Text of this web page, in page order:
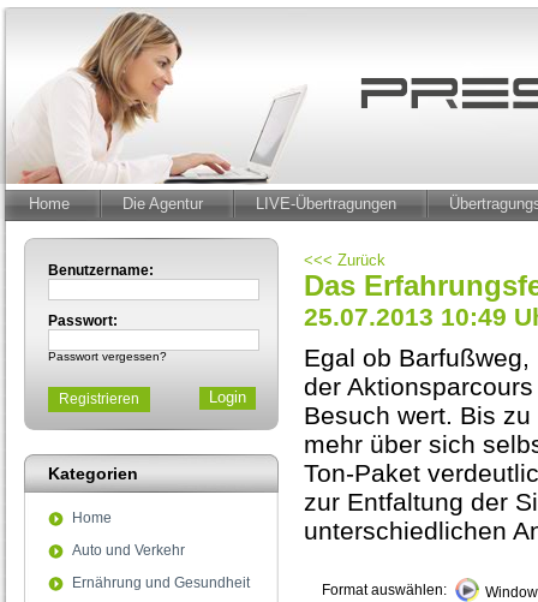
Home Die Agentur LIVE-Übertragungen
Benutzername:
Passwort:
Passwort vergessen?
Registrieren
Kategorien
Home
Auto und Verkehr
Ernährung und Gesundheit
<<< Zurück
Das
25.07.2013 10:49
Egal ob
der
Besuch wert. Bis
mehr über sich
Ton-Paket
zur Entfaltung der
unterschiedlichen
Format auswählen: